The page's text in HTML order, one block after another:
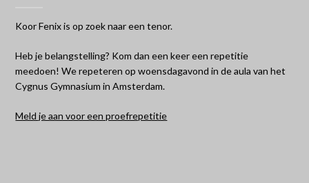
Koor Fenix is op zoek naar een tenor.
Heb je belangstelling? Kom dan een keer een repetitie
meedoen! We repeteren op woensdagavond in de aula van het
Cygnus Gymnasium in Amsterdam.
Meld je aan voor een proefrepetitie